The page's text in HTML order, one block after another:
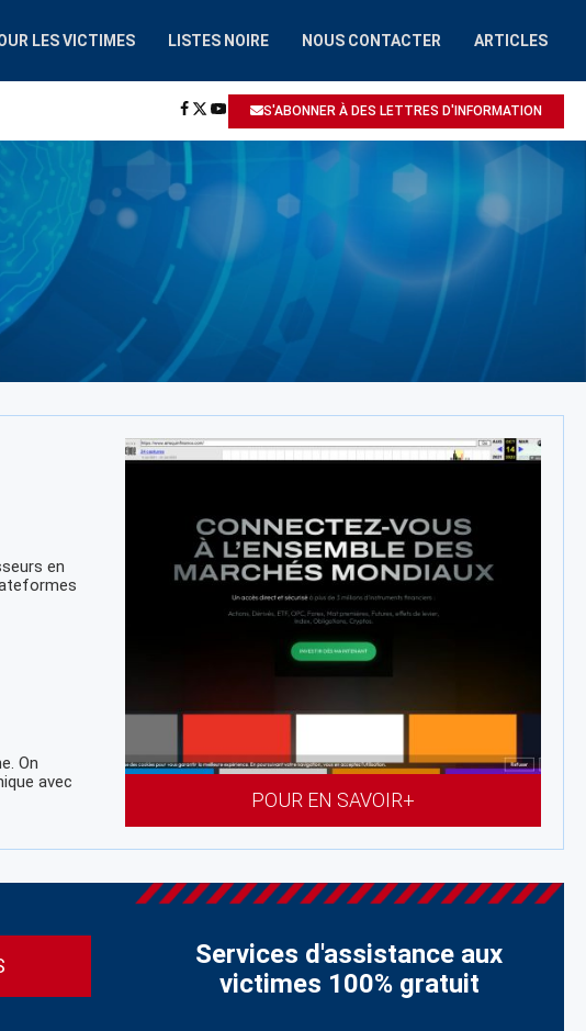
LES VICTIMES LISTES NOIRE NOUS CONTACTER ARTICLES
ALPHAAIROBOT.COMA ÉTÉ SIGNALÉ: ESCROQUERIE / ARNAQUE
S'ABONNER À DES LETTRES D'INFORMATION
en
On
avec
POUR EN SAVOIR+
Services d'assistance aux
victimes 100% gratuit